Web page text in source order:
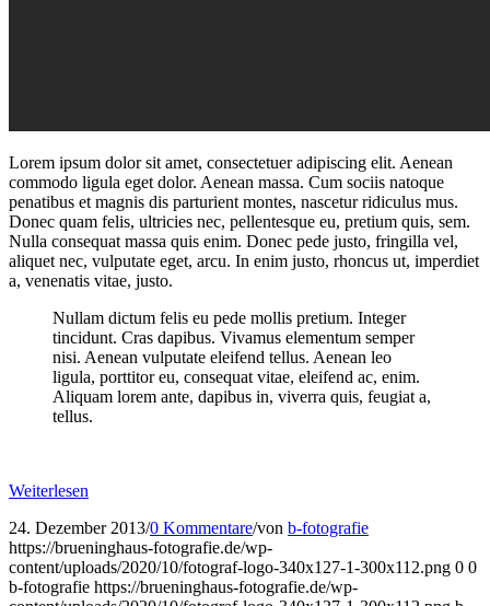
Lorem ipsum dolor sit amet, consectetuer adipiscing elit. Aenean
commodo ligula eget dolor. Aenean massa. Cum sociis natoque
penatibus et magnis dis parturient montes, nascetur ridiculus mus.
Donec quam felis, ultricies nec, pellentesque eu, pretium quis, sem.
Nulla consequat massa quis enim. Donec pede justo, fringilla vel,
aliquet nec, vulputate eget, arcu. In enim justo, rhoncus ut, imperdiet
a, venenatis vitae, justo.
Nullam dictum felis eu pede mollis pretium. Integer
tincidunt. Cras dapibus. Vivamus elementum semper
nisi. Aenean vulputate eleifend tellus. Aenean leo
ligula, porttitor eu, consequat vitae, eleifend ac, enim.
Aliquam lorem ante, dapibus in, viverra quis, feugiat a,
tellus.
Weiterlesen
24. Dezember 2013/0 Kommentare/von b-fotografie
https://brueninghaus-fotografie.de/wp-
content/uploads/2020/10/fotograf-logo-340x127-1-300x112.png 0 0
b-fotografie https://brueninghaus-fotografie.de/wp-